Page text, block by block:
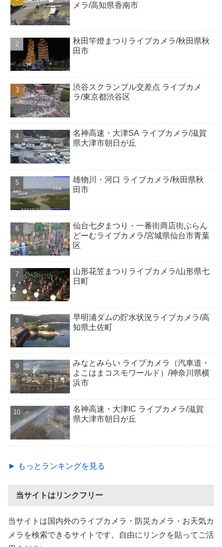
メラ/高知県香南市
秋田竿燈まつりライブカメラ/秋田県秋
田市
渋谷スクランブル交差点 ライブカメ
ラ/東京都渋谷区
名神高速・大津SA ライブカメラ/滋賀
県大津市朝日が丘
雄物川・河口 ライブカメラ/秋田県秋
田市
仙台七夕まつり・一番街商店街ぶらん
どーむライブカメラ/宮城県仙台市青葉
区
山形花笠まつりライブカメラ/山形県七
日町
早明浦ダムの貯水状況ライブカメラ/高
知県土佐町
みなとみらい ライブカメラ（汽車道・
よこはまコスモワールド）/神奈川県横
浜市
名神高速・大津IC ライブカメラ/滋賀
県大津市朝日が丘
► もっとランキングを見る
当サイトはリンクフリー
当サイトは国内外のライブカメラ・防災カメラ・お天気カ
メラを検索できるサイトです。自由にリンクを貼ってご活